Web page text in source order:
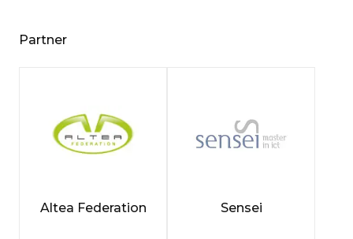
Partner
Altea Federation Sensei